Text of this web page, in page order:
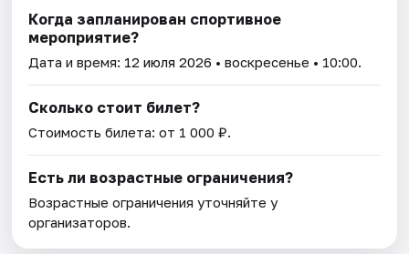
Когда запланирован спортивное
мероприятие?
Дата и время: 12 июля 2026 • воскресенье • 10:00.
Сколько стоит билет?
Стоимость билета: от 1 000 ₽.
Есть ли возрастные ограничения?
Возрастные ограничения уточняйте у
организаторов.